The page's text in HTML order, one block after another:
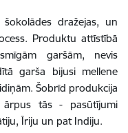
dražejas, un
Produktu attīstībā
garšām, nevis
garša bijusi mellene
Šobrīd produkcija
tās - pasūtījumi
Īriju un pat Indiju.